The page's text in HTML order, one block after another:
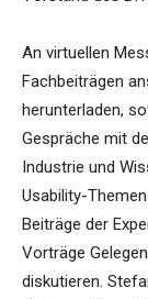
An virtuellen
Fachbeiträgen
herunterladen,
Gespräche mit
Industrie und
Usability-
Beiträge der
Vorträge
diskutieren.